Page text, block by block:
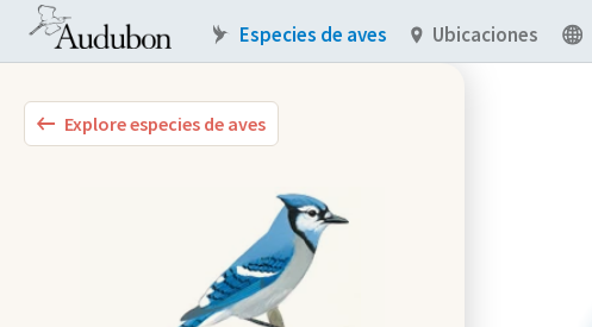
Explore especies de aves
Especies de aves Ubicaciones